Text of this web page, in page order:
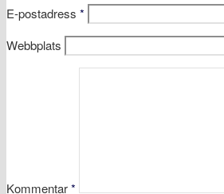
E-postadress *
Webbplats
Kommentar*